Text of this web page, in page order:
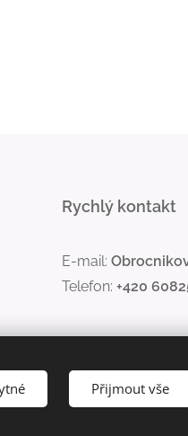
Rychlý kontakt
E-mail:
Telefon: +420
Přijmout vše